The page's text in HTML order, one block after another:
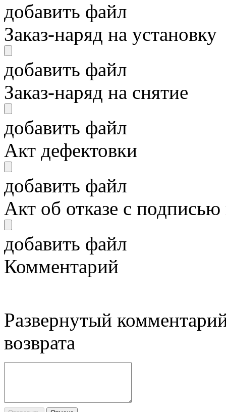
добавить файл
Заказ-наряд на установку
добавить файл
Заказ-наряд на снятие
добавить файл
Акт дефектовки
добавить файл
Акт об отказе с
добавить файл
Комментарий
Развернутый
возврата